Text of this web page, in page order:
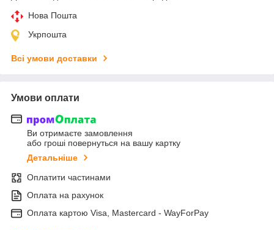
Нова Пошта
Укрпошта
Всі умови доставки
Умови оплати
Ви отримаєте замовлення
або гроші повернуться на вашу картку
Детальніше
Оплатити частинами
Оплата на рахунок
Оплата картою Visa, Mastercard - WayForPay